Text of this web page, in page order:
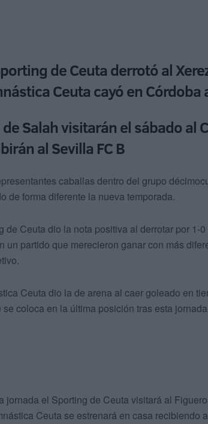
de Ceuta derrotó al
Ceuta cayó en Córdoba
de Salah visitarán el sábado al
al Sevilla FC B
caballas dentro del grupo
de forma diferente la nueva temporada.
de Ceuta dio la nota positiva al derrotar por 1-
un partido que merecieron ganar con más
Ceuta dio la de arena al caer goleado en
se coloca en la última posición tras esta
jornada el Sporting de Ceuta visitará al
Ceuta se estrenará en casa recibiendo